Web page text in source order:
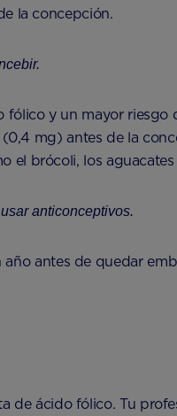
la concepción.
y un mayor
mg) antes de la
el brócoli, los
anticonceptivos.
antes de quedar
de ácido fólico. Tu